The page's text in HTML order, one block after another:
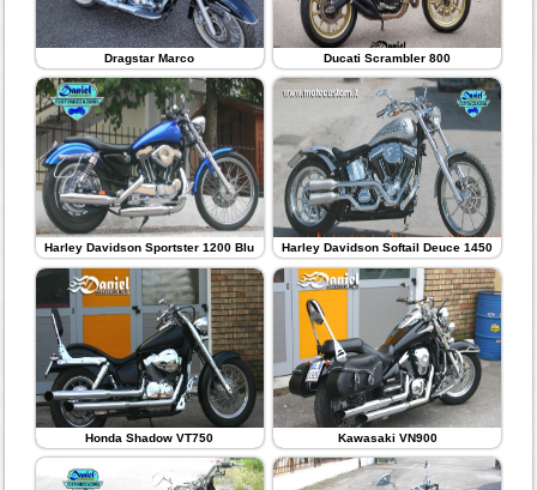
Dragstar Marco Ducati Scrambler 800
Harley Davidson Sportster 1200 Blu Harley Davidson Softail Deuce 1450
Honda Shadow VT750 Kawasaki VN900